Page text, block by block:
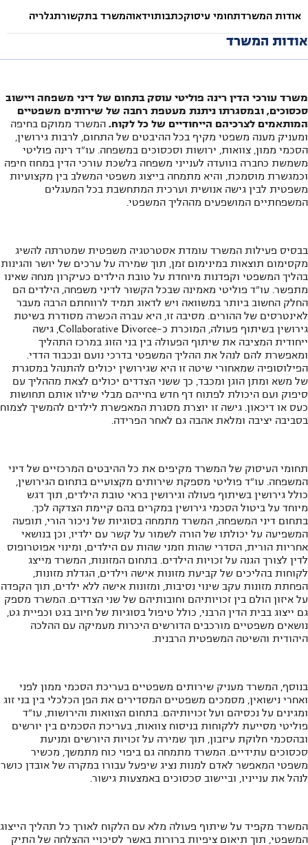
אודות המשרדתחומי עיסוקכתבותוידאוהמשרד בתקשורתגלריה
אודות המשרד
משרד עורכי הדין רינה פוליטי עוסק בתחום של דיני משפחה ויישוב
סכסוכים, ובמסגרתו ניתנת מעטפת רחבה של שירותים משפטיים
המותאמים לצרכיהם הייחודיים של כל לקוח. המשרד ממוקם בחיפה
ומעניק מענה משפטי מקיף בכל ההיבטים של התחום, לרבות גירושין,
הסכמי ממון, צוואות, ירושות וסכסוכים במשפחה. עו"ד רינה פוליטי
משמשת כחברה בוועדה לענייני משפחה בלשכת עורכי הדין במחוז חיפה
וכמגשרת מוסמכת, והיא מתמחה בייצוג משפטי המשלב בין מקצועיות
משפטית לבין גישה אנושית וערכית המתחשבת בכל המעגלים
המשפחתיים המושפעים מההליך המשפטי.
בבסיס פעילות המשרד עומדת אסטרטגיה משפטית שמטרתה להשיג
מקסימום תוצאות במינימום זמן, תוך שמירה על ערכים של יושר והגינות
בהליך המשפטי וקפדנות מיוחדת על טובת הילדים כעיקרון מנחה שאינו
מתפשר. עו"ד פוליטי מאמינה שבכל הקשור לדיני משפחה, הילדים הם
החלק החשוב ביותר במשוואה ויש לדאוג תמיד לרווחתם הרבה מעבר
לאינטרסים של ההורים. מסיבה זו, היא עברה הכשרה מסודרת בשיטת
גירושין בשיתוף פעולה, המוכרת כ-Collaborative Divorce, גישה
ייחודית המציבה את שיתוף הפעולה בין בני הזוג במרכז התהליך
ומאפשרת להם לנהל את ההליך המשפטי בדרכי נועם ובכבוד הדדי.
הפילוסופיה שמאחורי שיטה זו היא שגירושין יכולים להתנהל במסגרת
של משא ומתן הוגן ומכבד, כך ששני הצדדים יכולים לצאת מההליך עם
סיפוק ועם היכולת לפתוח דף חדש בחייהם מבלי שילוו אותם תחושות
כעס או דיכאון. גישה זו יוצרת מסגרת המאפשרת לילדים להמשיך לצמוח
בסביבה יציבה ומלאת אהבה גם לאחר הפרידה.
תחומי העיסוק של המשרד מקיפים את כל ההיבטים המרכזיים של דיני
המשפחה. עו"ד פוליטי מספקת שירותים מקצועיים בתחום הגירושין,
כולל גירושין בשיתוף פעולה וגירושין בראי טובת הילדים, תוך דגש
מיוחד על ביטול הסכמי גירושין במקרים בהם קיימת הצדקה לכך.
בתחום דיני המשפחה, המשרד מתמחה בסוגיות של ניכור הורי, תופעה
המשפיעה על יכולתו של הורה לשמור על קשר עם ילדיו, וכן בנושאי
אחריות הורית, הסדרי שהות וזמני שהות עם הילדים, ומינוי אפוטרופוס
לדין לצורך הגנה על זכויות הילדים. בתחום המזונות, המשרד מייצג
לקוחות בהליכים של קביעת מזונות אישה וילדים, הגדלת מזונות,
הפחתת מזונות עקב שינוי נסיבות, ומזונות אישה ללא ילדים, תוך הקפדה
על איזון הולם בין זכויותיהם וחובותיהם של שני הצדדים. המשרד מספק
גם ייצוג בבית הדין הרבני, כולל טיפול בסוגיות של חיוב בגט וכפיית גט,
נושאים משפטיים מורכבים הדורשים היכרות מעמיקה עם ההלכה
היהודית והשיטה המשפטית הרבנית.
בנוסף, המשרד מעניק שירותים משפטיים בעריכת הסכמי ממון לפני
ואחרי נישואין, מסמכים משפטיים המסדירים את הפן הכלכלי בין בני זוג
ומגינים על נכסיהם ועל זכויותיהם. בתחום הצוואות והירושות, עו"ד
פוליטי מסייעת ללקוחות בניסוח צוואות, בעריכת הסכמים בין יורשים
ובהסכמי חלוקת עיזבון, תוך שמירה על זכויות היורשים ומניעת
סכסוכים עתידיים. המשרד מתמחה גם ביפוי כוח מתמשך, מכשיר
משפטי המאפשר לאדם למנות נציג שיפעל עבורו במקרה של אובדן כושר
לנהל את ענייניו, וביישוב סכסוכים באמצעות גישור.
המשרד מקפיד על שיתוף פעולה מלא עם הלקוח לאורך כל תהליך הייצוג
המשפטי, תוך תיאום ציפיות ברורות באשר לסיכויי ההצלחה של התיק